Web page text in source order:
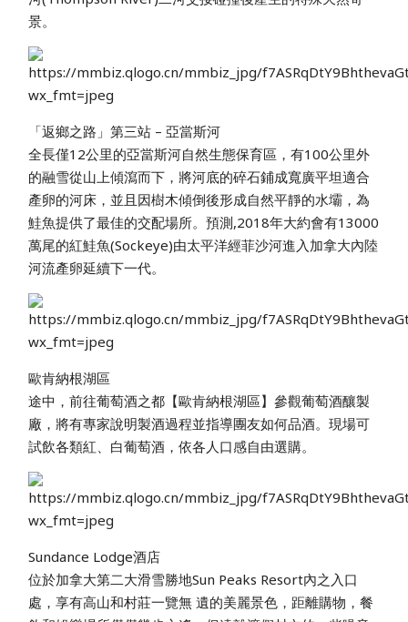
景。
「返鄉之路」第三站 – 亞當斯河
全長僅12公里的亞當斯河自然生態保育區，有100公里外
的融雪從山上傾瀉而下，將河底的碎石鋪成寬廣平坦適合
產卵的河床，並且因樹木傾倒後形成自然平靜的水壩，為
鮭魚提供了最佳的交配場所。預測,2018年大約會有13000
萬尾的紅鮭魚(Sockeye)由太平洋經菲沙河進入加拿大內陸
河流產卵延續下一代。
歐肯納根湖區
途中，前往葡萄酒之都【歐肯納根湖區】參觀葡萄酒釀製
廠，將有專家說明製酒過程並指導團友如何品酒。現場可
試飲各類紅、白葡萄酒，依各人口感自由選購。
Sundance Lodge酒店
位於加拿大第二大滑雪勝地Sun Peaks Resort內之入口
處，享有高山和村莊一覽無 遺的美麗景色，距離購物，餐